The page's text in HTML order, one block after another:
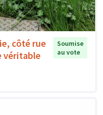
côté rue
véritable
Soumise
au vote